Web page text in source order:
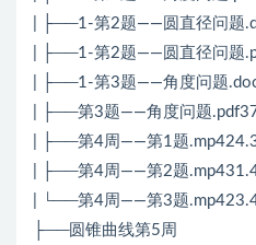
| ├──1-第2题——圆直径问题
| ├──1-第2题——圆直径问题
| ├──1-第3题——角度问题
| ├──第3题——角度问题
| ├──第4周——第1题
| ├──第4周——第2题
| └──第4周——第3题
├──圆锥曲线第5周